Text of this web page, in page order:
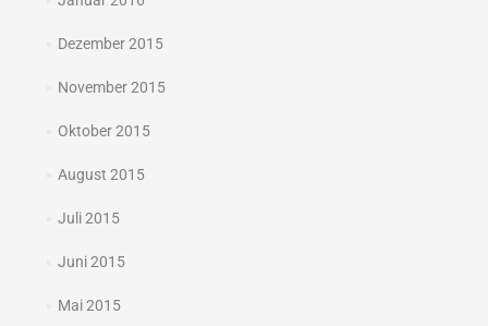
Dezember 2015
November 2015
Oktober 2015
August 2015
Juli 2015
Juni 2015
Mai 2015